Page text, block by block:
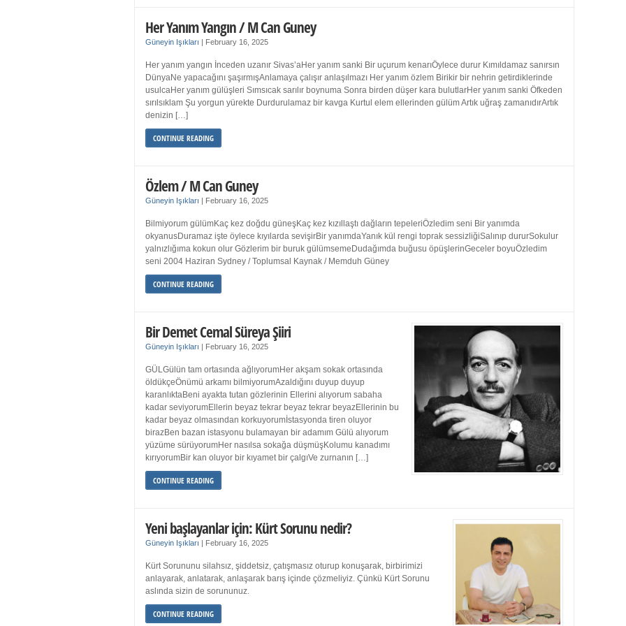
Her Yanım Yangın / M Can Guney
Güneyin Işıkları February 16, 2025
Her yanım yangın İnceden uzanır Sivas’aHer yanım sanki Bir uçurum kenarıÖylece durur Kımıldamaz sanırsın
DünyaNe yapacağını şaşırmışAnlamaya çalışır anlaşılmazı Her yanım özlem Birikir bir nehrin getirdiklerinde
usulcaHer yanım gülüşleri Sımsıcak sarılır boynuma Sonra birden düşer kara bulutlarHer yanım sanki Öfkeden
sırılsıklam Şu yorgun yürekte Durdurulamaz bir kavga Kurtul elem ellerinden gülüm Artık uğraş zamanıdırArtık
denizin […]
CONTINUE READING
Özlem / M Can Guney
Güneyin Işıkları February 16, 2025
Bilmiyorum gülümKaç kez doğdu güneşKaç kez kızıllaştı dağların tepeleriÖzledim seni Bir yanımda
okyanusDuramaz işte öylece kıyılarda sevişirBir yanımdaYanık kül rengi toprak sessizliğiSalınıp dururSokulur
yalnızlığıma kokun olur Gözlerim bir buruk gülümsemeDudağımda buğusu öpüşlerinGeceler boyuÖzledim
seni 2004 Haziran Sydney / Toplumsal Kaynak / Memduh Güney
CONTINUE READING
Bir Demet Cemal Süreya Şiiri
Güneyin Işıkları February 16, 2025
GÜLGülün tam ortasında ağlıyorumHer akşam sokak ortasında
öldükçeÖnümü arkamı bilmiyorumAzaldığını duyup duyup
karanlıktaBeni ayakta tutan gözlerinin Ellerini alıyorum sabaha
kadar seviyorumEllerin beyaz tekrar beyaz tekrar beyazEllerinin bu
kadar beyaz olmasından korkuyorumİstasyonda tiren oluyor
birazBen bazan istasyonu bulamayan bir adamım Gülü alıyorum
yüzüme sürüyorumHer nasılsa sokağa düşmüşKolumu kanadımı
kırıyorumBir kan oluyor bir kıyamet bir çalgıVe zurnanın […]
CONTINUE READING
Yeni başlayanlar için: Kürt Sorunu nedir?
Güneyin Işıkları February 16, 2025
Kürt Sorununu silahsız, şiddetsiz, çatışmasız oturup konuşarak, birbirimizi
anlayarak, anlatarak, anlaşarak barış içinde çözmeliyiz. Çünkü Kürt Sorunu
aslında sizin de sorununuz.
CONTINUE READING